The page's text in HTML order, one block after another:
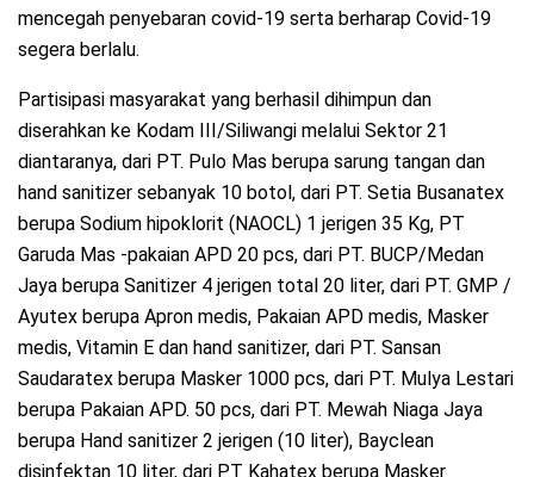
mencegah penyebaran covid-19 serta berharap Covid-19
segera berlalu.
Partisipasi masyarakat yang berhasil dihimpun dan
diserahkan ke Kodam III/Siliwangi melalui Sektor 21
diantaranya, dari PT. Pulo Mas berupa sarung tangan dan
hand sanitizer sebanyak 10 botol, dari PT. Setia Busanatex
berupa Sodium hipoklorit (NAOCL) 1 jerigen 35 Kg, PT
Garuda Mas -pakaian APD 20 pcs, dari PT. BUCP/Medan
Jaya berupa Sanitizer 4 jerigen total 20 liter, dari PT. GMP /
Ayutex berupa Apron medis, Pakaian APD medis, Masker
medis, Vitamin E dan hand sanitizer, dari PT. Sansan
Saudaratex berupa Masker 1000 pcs, dari PT. Mulya Lestari
berupa Pakaian APD. 50 pcs, dari PT. Mewah Niaga Jaya
berupa Hand sanitizer 2 jerigen (10 liter), Bayclean
disinfektan 10 liter, dari PT Kahatex berupa Masker